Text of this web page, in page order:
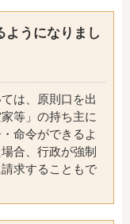
ようになりまし
は、原則口を出
等」の持ち主に
命令ができるよ
合、行政が強制
求することもで